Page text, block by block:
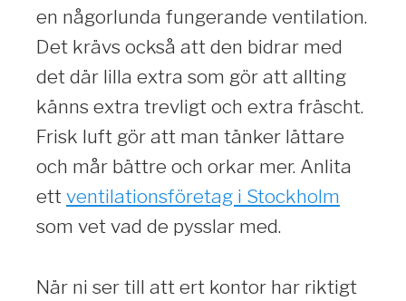
en någorlunda fungerande ventilation.
Det krävs också att den bidrar med
det där lilla extra som gör att allting
känns extra trevligt och extra fräscht.
Frisk luft gör att man tänker lättare
och mår bättre och orkar mer. Anlita
ett ventilationsföretag i Stockholm
som vet vad de pysslar med.
När ni ser till att ert kontor har riktigt